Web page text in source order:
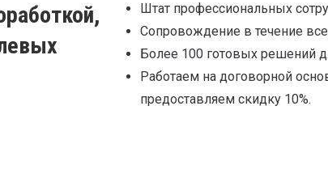
Штат профессиональных
Сопровождение в течение
Более 100 готовых решений
Работаем на договорной
предоставляем скидку 10%.